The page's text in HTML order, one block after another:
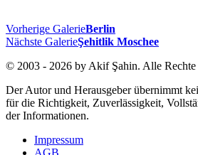
Beitragsnavigation
Vorherige GalerieBerlin
Nächste GalerieŞehitlik Moschee
© 2003 - 2026 by Akif Şahin. Alle Rechte
Der Autor und Herausgeber übernimmt
für die Richtigkeit, Zuverlässigkeit,
der Informationen.
Impressum
AGB